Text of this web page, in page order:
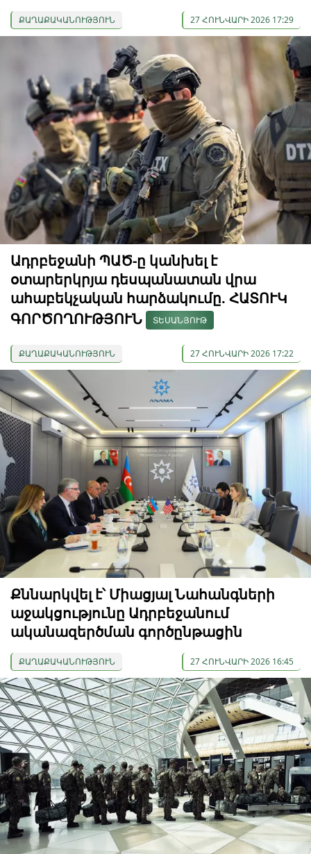
ՔԱՂԱՔԱԿԱՆՈՒԹՅՈՒՆ 27 ՀՈՒՆՎԱՐԻ 2026 17:29
Ադրբեջանի ՊԱԾ-ը կանխել է
օտարերկրյա դեսպանատան վրա
ահաբեկչական հարձակումը. ՀԱՏՈՒԿ
ԳՈՐԾՈՂՈՒԹՅՈՒՆ
ՏԵՍԱՆՅՈՒԹ
ՔԱՂԱՔԱԿԱՆՈՒԹՅՈՒՆ 27 ՀՈՒՆՎԱՐԻ 2026 17:22
Քննարկվել է՝ Միացյալ Նահանգների
աջակցությունը Ադրբեջանում
ականազերծման գործընթացին
ՔԱՂԱՔԱԿԱՆՈՒԹՅՈՒՆ 27 ՀՈՒՆՎԱՐԻ 2026 16:45